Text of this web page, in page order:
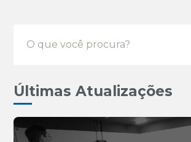
Últimas Atualizações